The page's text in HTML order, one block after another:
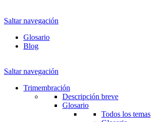
Saltar navegación
Glosario
Blog
Saltar navegación
Trimembración
Descripción breve
Glosario
Todos los temas